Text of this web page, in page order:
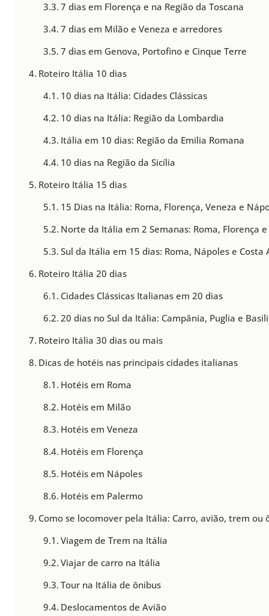
7 dias em Florença e na Região da Toscana
7 dias em Milão e Veneza e arredores
7 dias em Genova, Portofino e Cinque Terre
Roteiro Itália 10 dias
10 dias na Itália: Cidades Clássicas
10 dias na Itália: Região da Lombardia
Itália em 10 dias: Região da Emilia Romana
10 dias na Região da Sicília
Roteiro Itália 15 dias
15 Dias na Itália: Roma, Florença, Veneza e
Norte da Itália em 2 Semanas: Roma, Florença
Sul da Itália em 15 dias: Roma, Nápoles e Costa
Roteiro Itália 20 dias
Cidades Clássicas Italianas em 20 dias
20 dias no Sul da Itália: Campânia, Puglia e
Roteiro Itália 30 dias ou mais
Dicas de hotéis nas principais cidades italianas
Hotéis em Roma
Hotéis em Milão
Hotéis em Veneza
Hotéis em Florença
Hotéis em Nápoles
Hotéis em Palermo
Como se locomover pela Itália: Carro, avião, trem ou
Viagem de Trem na Itália
Viajar de carro na Itália
Tour na Itália de ônibus
Deslocamentos de Avião